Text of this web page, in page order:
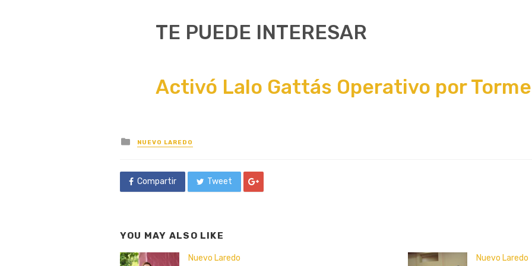
TE PUEDE INTERESAR
Activó Lalo Gattás Operativo por
Posted
in
NUEVO LAREDO
Compartir Tweet
YOU MAY ALSO LIKE
Nuevo Laredo Nuevo Laredo